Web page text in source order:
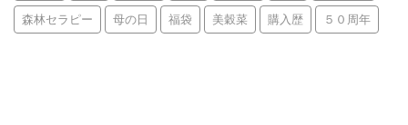
森林セラピー 母の日 福袋 美穀菜 購入歴 ５０周年